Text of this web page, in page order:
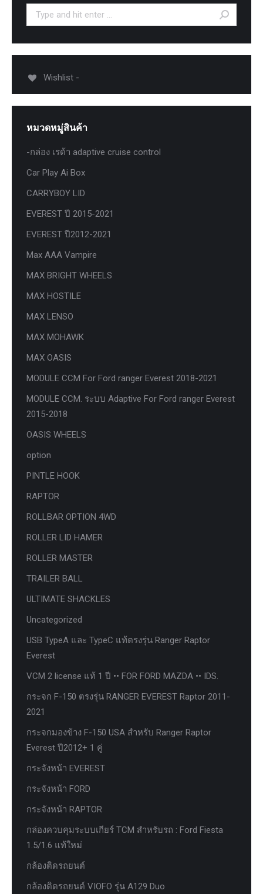
Search:
Wishlist -
หมวดหมู่สินค้า
-กล่อง เรด้า adaptive cruise control
Car Play Ai Box
CARRYBOY LID
EVEREST ปี 2015-2021
EVEREST ปี2012-2021
Max AAA Vampire
MAX BRIGHT WHEELS
MAX HOSTILE
MAX LENSO
MAX MOHAWK
MAX OASIS
MODULE CCM For Ford ranger Everest 2018-2021
MODULE CCM. ระบบ Adaptive For Ford ranger Everest
2015-2018
OASIS WHEELS
option
PINTLE HOOK
RAPTOR
ROLLBAR OPTION 4WD
ROLLER LID HAMER
ROLLER MASTER
TRAILER BALL
ULTIMATE SHACKLES
Uncategorized
USB TypeA และ TypeC แท้ตรงรุ่น Ranger Raptor
Everest
VCM 2 license แท้ 1 ปี •• FOR FORD MAZDA •• IDS.
กระจก F-150 ตรงรุ่น RANGER EVEREST Raptor 2011-
2021
กระจกมองข้าง F-150 USA สำหรับ Ranger Raptor
Everest ปี2012+ 1 คู่
กระจังหน้า EVEREST
กระจังหน้า FORD
กระจังหน้า RAPTOR
กล่องควบคุมระบบเกียร์ TCM สำหรับรถ : Ford Fiesta
1.5/1.6 แท้ใหม่
กล้องติดรถยนต์
กล้องติดรถยนต์ VIOFO รุ่น A129 Duo